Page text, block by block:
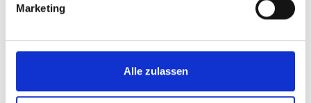
Marketing
Alle zulassen
Wir machen die Menschen zum
Erfolgsfaktor für die Zukunft der
keine andere Gruppe für gelebte Kooperation. Wenn